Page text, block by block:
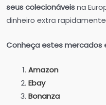
seus colecionáveisna
dinheiro extra
Conheça estes mercados
Amazon
Ebay
Bonanza